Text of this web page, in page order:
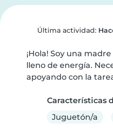
Última actividad:
¡Hola! Soy una
lleno de energía.
apoyando con la
Características
Juguetón/a